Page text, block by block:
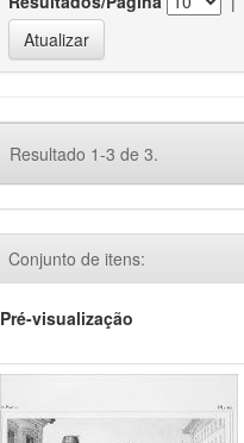
Resultado 1-3 de 3.
Conjunto de itens:
Pré-visualização